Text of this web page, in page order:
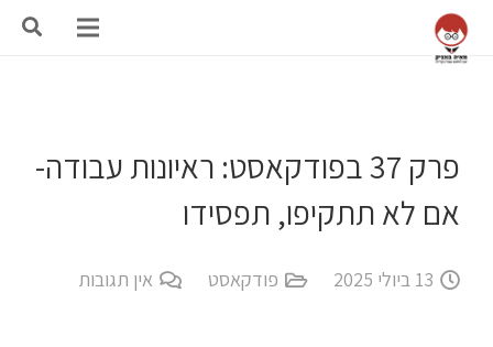
פרק 37 בפודקאסט: ראיונות עבודה-
אם לא תתקיפו, תפסידו
13 ביולי 2025 פודקאסט אין תגובות